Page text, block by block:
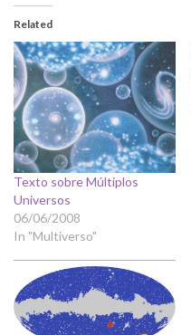
Related
Texto sobre Múltiplos
Universos
06/06/2008
In "Multiverso"